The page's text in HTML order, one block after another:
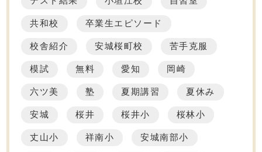
共和校 卒業生エピソード
校舎紹介 安城桜町校 苦手克服
模試 無料 愛知 岡崎
六ツ美 塾 夏期講習 夏休み
安城 桜井 桜井小 桜林小
丈山小 祥南小 安城南部小